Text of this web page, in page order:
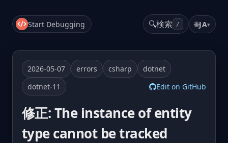
Start Debugging 🔍検索 / 🌐JA▾
2026-05-07 errors csharp
dotnet
dotnet-11
Edit on GitHub
修正: The instance of entity
type cannot be tracked